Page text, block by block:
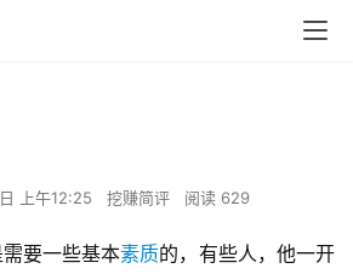
上午12:25 挖赚简评 阅读 629
需要一些基本素质的，有些人，他一开